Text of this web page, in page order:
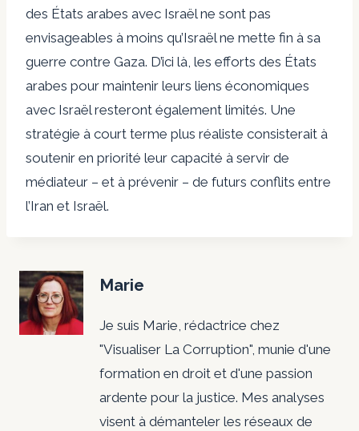
des États arabes avec Israël ne sont pas
envisageables à moins qu’Israël ne mette fin à sa
guerre contre Gaza. D’ici là, les efforts des États
arabes pour maintenir leurs liens économiques
avec Israël resteront également limités. Une
stratégie à court terme plus réaliste consisterait à
soutenir en priorité leur capacité à servir de
médiateur – et à prévenir – de futurs conflits entre
l’Iran et Israël.
Marie
Je suis Marie, rédactrice chez
"Visualiser La Corruption", munie d'une
formation en droit et d'une passion
ardente pour la justice. Mes analyses
visent à démanteler les réseaux de